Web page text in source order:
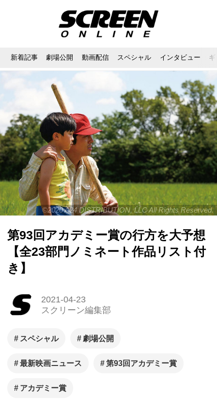
新着記事 劇場公開 動画配信 スペシャル インタビュー
©2020 A24 DISTRIBUTION, LLC All Rights Reserved.
第93回アカデミー賞の行方を大予想
【全23部門ノミネート作品リスト付
き】
2021-04-23
スクリーン編集部
スペシャル 劇場公開
最新映画ニュース 第93回アカデミー賞
アカデミー賞